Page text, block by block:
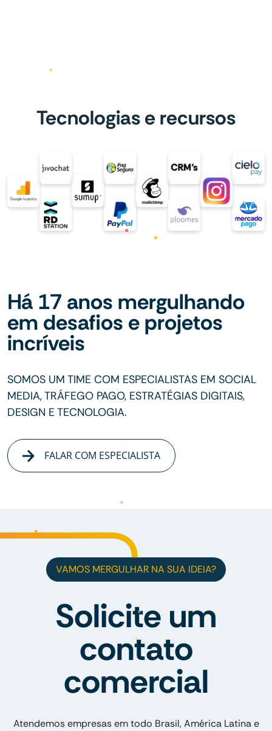
Tecnologias e recursos
Há 17 anos mergulhando
em desafios e projetos
incríveis
SOMOS UM TIME COM ESPECIALISTAS EM SOCIAL
MEDIA, TRÁFEGO PAGO, ESTRATÉGIAS DIGITAIS,
DESIGN E TECNOLOGIA.
FALAR COM ESPECIALISTA
VAMOS MERGULHAR NA SUA IDEIA?
Solicite um
contato
comercial
Atendemos empresas em todo Brasil, América Latina e